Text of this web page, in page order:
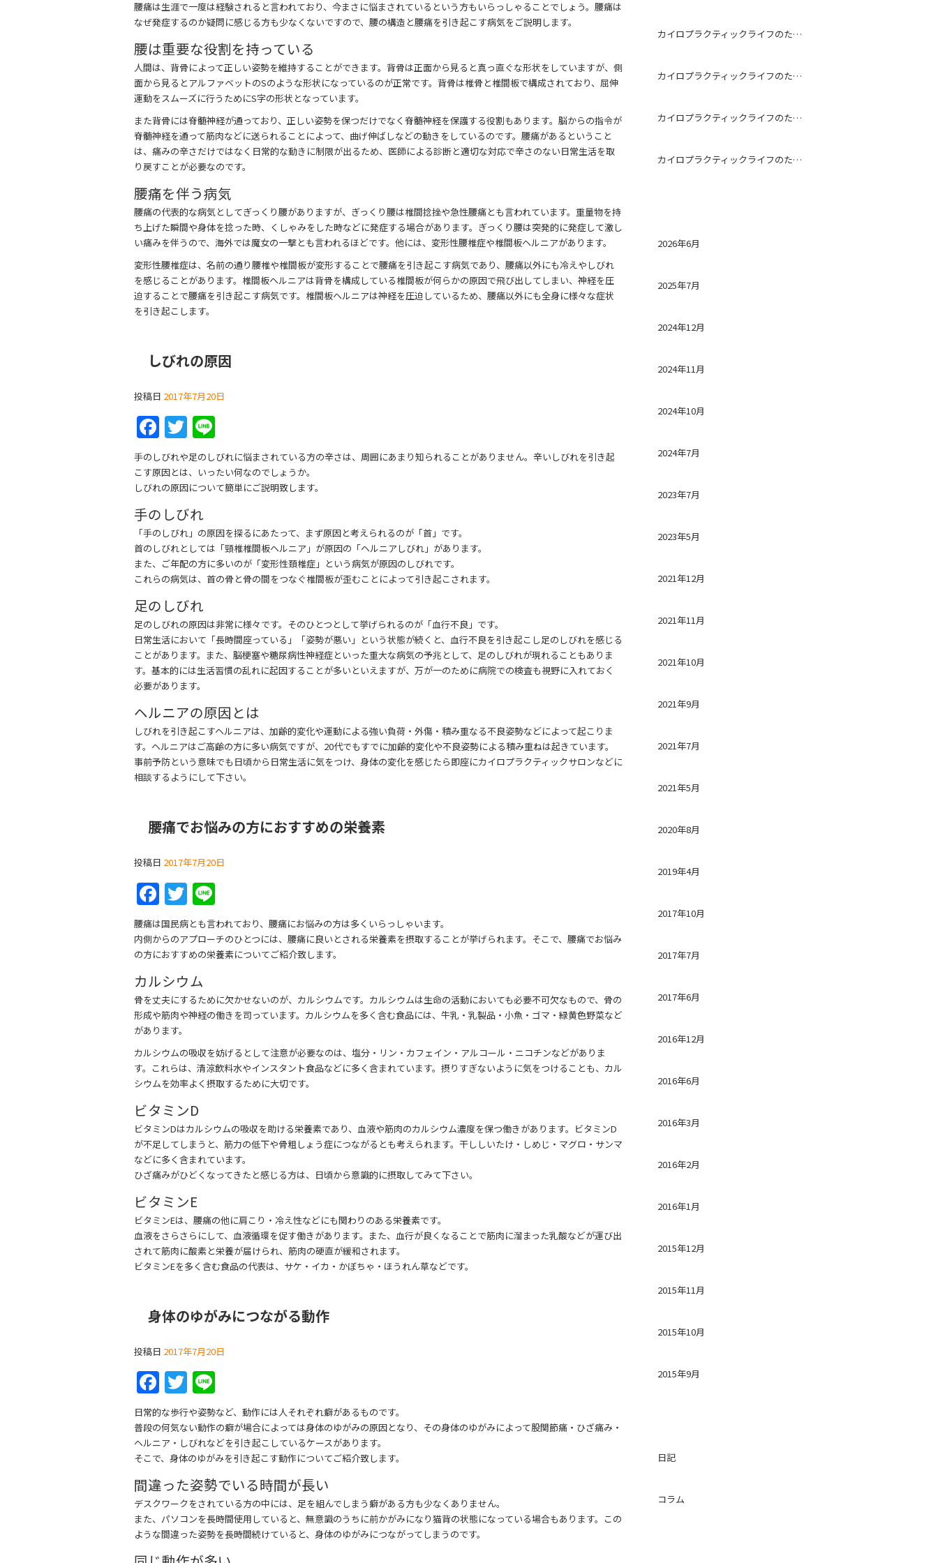
c
e
b
o
o
k
itt
er
e
腰痛は生涯で一度は経験されると言われており、今まさに悩まされているという方もいらっしゃることでしょう。腰痛は
なぜ発症するのか疑問に感じる方も少なくないですので、腰の構造と腰痛を引き起こす病気をご説明します。
腰は重要な役割を持っている
人間は、背骨によって正しい姿勢を維持することができます。背骨は正面から見ると真っ直ぐな形状をしていますが、側
面から見るとアルファベットのSのような形状になっているのが正常です。背骨は椎骨と椎間板で構成されており、屈伸
運動をスムーズに行うためにS字の形状となっています。
また背骨には脊髄神経が通っており、正しい姿勢を保つだけでなく脊髄神経を保護する役割もあります。脳からの指令が
脊髄神経を通って筋肉などに送られることによって、曲げ伸ばしなどの動きをしているのです。腰痛があるということ
は、痛みの辛さだけではなく日常的な動きに制限が出るため、医師による診断と適切な対応で辛さのない日常生活を取
り戻すことが必要なのです。
腰痛を伴う病気
腰痛の代表的な病気としてぎっくり腰がありますが、ぎっくり腰は椎間捻挫や急性腰痛とも言われています。重量物を持
ち上げた瞬間や身体を捻った時、くしゃみをした時などに発症する場合があります。ぎっくり腰は突発的に発症して激し
い痛みを伴うので、海外では魔女の一撃とも言われるほどです。他には、変形性腰椎症や椎間板ヘルニアがあります。
変形性腰椎症は、名前の通り腰椎や椎間板が変形することで腰痛を引き起こす病気であり、腰痛以外にも冷えやしびれ
を感じることがあります。椎間板ヘルニアは背骨を構成している椎間板が何らかの原因で飛び出してしまい、神経を圧
迫することで腰痛を引き起こす病気です。椎間板ヘルニアは神経を圧迫しているため、腰痛以外にも全身に様々な症状
を引き起こします。
しびれの原因
投稿日 2017年7月20日
F
a
c
e
b
o
o
k
T
w
itt
er
n
e
手のしびれや足のしびれに悩まされている方の辛さは、周囲にあまり知られることがありません。辛いしびれを引き起
こす原因とは、いったい何なのでしょうか。
しびれの原因について簡単にご説明致します。
手のしびれ
「手のしびれ」の原因を探るにあたって、まず原因と考えられるのが「首」です。
首のしびれとしては「頸椎椎間板ヘルニア」が原因の「ヘルニアしびれ」があります。
また、ご年配の方に多いのが「変形性頚椎症」という病気が原因のしびれです。
これらの病気は、首の骨と骨の間をつなぐ椎間板が歪むことによって引き起こされます。
足のしびれ
足のしびれの原因は非常に様々です。そのひとつとして挙げられるのが「血行不良」です。
日常生活において「長時間座っている」「姿勢が悪い」という状態が続くと、血行不良を引き起こし足のしびれを感じる
ことがあります。また、脳梗塞や糖尿病性神経症といった重大な病気の予兆として、足のしびれが現れることもありま
す。基本的には生活習慣の乱れに起因することが多いといえますが、万が一のために病院での検査も視野に入れておく
必要があります。
ヘルニアの原因とは
しびれを引き起こすヘルニアは、加齢的変化や運動による強い負荷・外傷・積み重なる不良姿勢などによって起こりま
す。ヘルニアはご高齢の方に多い病気ですが、20代でもすでに加齢的変化や不良姿勢による積み重ねは起きています。
事前予防という意味でも日頃から日常生活に気をつけ、身体の変化を感じたら即座にカイロプラクティックサロンなどに
相談するようにして下さい。
腰痛でお悩みの方におすすめの栄養素
投稿日 2017年7月20日
F
a
c
e
b
o
o
k
T
w
itt
er
n
e
腰痛は国民病とも言われており、腰痛にお悩みの方は多くいらっしゃいます。
内側からのアプローチのひとつには、腰痛に良いとされる栄養素を摂取することが挙げられます。そこで、腰痛でお悩み
の方におすすめの栄養素についてご紹介致します。
カルシウム
骨を丈夫にするために欠かせないのが、カルシウムです。カルシウムは生命の活動においても必要不可欠なもので、骨の
形成や筋肉や神経の働きを司っています。カルシウムを多く含む食品には、牛乳・乳製品・小魚・ゴマ・緑黄色野菜など
があります。
カルシウムの吸収を妨げるとして注意が必要なのは、塩分・リン・カフェイン・アルコール・ニコチンなどがありま
す。これらは、清涼飲料水やインスタント食品などに多く含まれています。摂りすぎないように気をつけることも、カル
シウムを効率よく摂取するために大切です。
ビタミンD
ビタミンDはカルシウムの吸収を助ける栄養素であり、血液や筋肉のカルシウム濃度を保つ働きがあります。ビタミンD
が不足してしまうと、筋力の低下や骨粗しょう症につながるとも考えられます。干ししいたけ・しめじ・マグロ・サンマ
などに多く含まれています。
ひざ痛みがひどくなってきたと感じる方は、日頃から意識的に摂取してみて下さい。
ビタミンE
ビタミンEは、腰痛の他に肩こり・冷え性などにも関わりのある栄養素です。
血液をさらさらにして、血液循環を促す働きがあります。また、血行が良くなることで筋肉に溜まった乳酸などが運び出
されて筋肉に酸素と栄養が届けられ、筋肉の硬直が緩和されます。
ビタミンEを多く含む食品の代表は、サケ・イカ・かぼちゃ・ほうれん草などです。
身体のゆがみにつながる動作
投稿日 2017年7月20日
F
a
c
e
b
o
o
k
T
w
itt
er
n
e
日常的な歩行や姿勢など、動作には人それぞれ癖があるものです。
普段の何気ない動作の癖が場合によっては身体のゆがみの原因となり、その身体のゆがみによって股関節痛・ひざ痛み・
ヘルニア・しびれなどを引き起こしているケースがあります。
そこで、身体のゆがみを引き起こす動作についてご紹介致します。
間違った姿勢でいる時間が長い
デスクワークをされている方の中には、足を組んでしまう癖がある方も少なくありません。
また、パソコンを長時間使用していると、無意識のうちに前かがみになり猫背の状態になっている場合もあります。この
ような間違った姿勢を長時間続けていると、身体のゆがみにつながってしまうのです。
カイロプラクティックライフのためになる話～予防～
カイロプラクティックライフのためになる話～ストレッチ～
カイロプラクティックライフのためになる話～冷房～
カイロプラクティックライフのためになる話～ストレートネック～
2026年6月
2025年7月
2024年12月
2024年11月
2024年10月
2024年7月
2023年7月
2023年5月
2021年12月
2021年11月
2021年10月
2021年9月
2021年7月
2021年5月
2020年8月
2019年4月
2017年10月
2017年7月
2017年6月
2016年12月
2016年6月
2016年3月
2016年2月
2016年1月
2015年12月
2015年11月
2015年10月
2015年9月
日記
コラム